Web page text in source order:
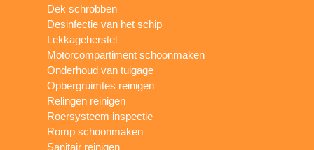
Dek schrobben
Desinfectie van het schip
Lekkageherstel
Motorcompartiment schoonmaken
Onderhoud van tuigage
Opbergruimtes reinigen
Relingen reinigen
Roersysteem inspectie
Romp schoonmaken
Sanitair reinigen